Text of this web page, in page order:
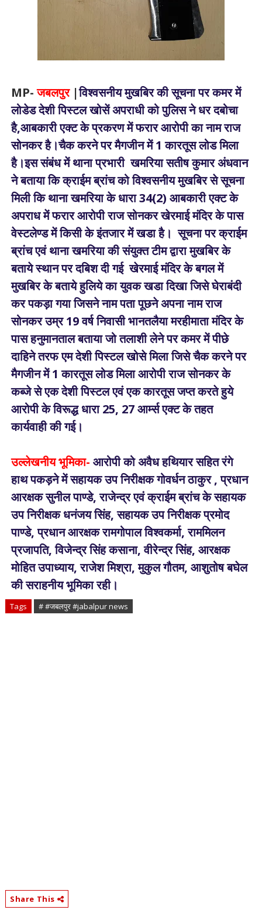
MP-जबलपुर|विश्वसनीय मुखबिर की सूचना पर कमर में
लोडेड देशी पिस्टल खोसें अपराधी को पुलिस ने धर दबोचा
है,आबकारी एक्ट के प्रकरण में फरार आरोपी का नाम राज
सोनकर है।चैक करने पर मैगजीन में 1 कारतूस लोड मिला
है।इस संबंध में थाना प्रभारी खमरिया सतीष कुमार अंधवान
ने बताया कि क्राईम ब्रांच को विश्वसनीय मुखबिर से सूचना
मिली कि थाना खमरिया के धारा 34(2) आबकारी एक्ट के
अपराध में फरार आरोपी राज सोनकर खेरमाई मंदिर के पास
वेस्टलेण्ड में किसी के इंतजार में खडा है। सूचना पर क्राईम
ब्रांच एवं थाना खमरिया की संयुक्त टीम द्वारा मुखबिर के
बताये स्थान पर दबिश दी गई खेरमाई मंदिर के बगल में
मुखबिर के बताये हुलिये का युवक खडा दिखा जिसे घेराबंदी
कर पकड़ा गया जिसने नाम पता पूछने अपना नाम राज
सोनकर उम्र 19 वर्ष निवासी भानतलैया मरहीमाता मंदिर के
पास हनुमानताल बताया जो तलाशी लेने पर कमर में पीछे
दाहिने तरफ एम देशी पिस्टल खोसे मिला जिसे चैक करने पर
मैगजीन में 1 कारतूस लोड मिला आरोपी राज सोनकर के
कब्जे से एक देशी पिस्टल एवं एक कारतूस जप्त करते हुये
आरोपी के विरूद्ध धारा 25, 27 आर्म्स एक्ट के तहत
कार्यवाही की गई।
उल्लेखनीय भूमिका- आरोपी को अवैध हथियार सहित रंगे
हाथ पकड़ने में सहायक उप निरीक्षक गोवर्धन ठाकुर , प्रधान
आरक्षक सुनील पाण्डे, राजेन्द्र एवं क्राईम ब्रांच के सहायक
उप निरीक्षक धनंजय सिंह, सहायक उप निरीक्षक प्रमोद
पाण्डे, प्रधान आरक्षक रामगोपाल विश्वकर्मा, राममिलन
प्रजापति, विजेन्द्र सिंह कसाना, वीरेन्द्र सिंह, आरक्षक
मोहित उपाध्याय, राजेश मिश्रा, मुकुल गौतम, आशुतोष बघेल
की सराहनीय भूमिका रही।
Tags # #जबलपुर #jabalpur news
Share This